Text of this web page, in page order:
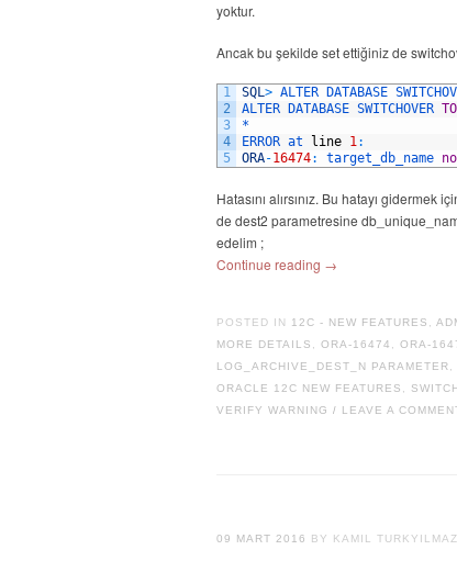
yoktur.
Ancak bu şekilde set ettiğiniz de
1
2
3
4
5
SQL> ALTER DATABASE
ALTER
DATABASE SWITCHOVER TO
*
ERROR at line 1:
ORA-16474: target_db_name
Hatasını alırsınız. Bu hatayı gidermek
de dest2 parametresine
edelim ;
Continue reading →
POSTED IN 12C - NEW FEATURES
MORE DETAILS
ORA-16474
ORA-
LOG_ARCHIVE_DEST_N PARAMETER
ORACLE 12C NEW FEATURES
VERIFY WARNING / LEAVE A
09 MART 2016 BY KAMIL TURKYILMAZ